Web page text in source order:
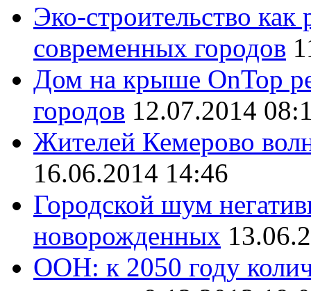
Эко-строительство
современных городов
Дом на крыше OnTop
городов 12.07.2014
Жителей Кемерово
16.06.2014 14:46
Городской шум
новорожденных
ООН: к 2050 году